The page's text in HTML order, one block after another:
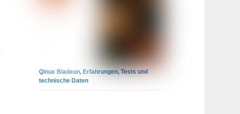
Qinux Bladeon, Erfahrungen, Tests und
technische Daten